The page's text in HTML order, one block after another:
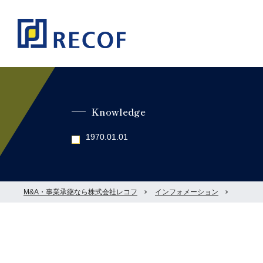
Knowledge
1970.01.01
M&A・事業承継なら株式会社レコフ インフォメーション